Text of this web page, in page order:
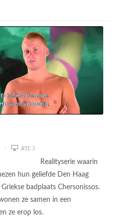
RTL 5
Realityserie waarin
hun geliefde Den Haag
badplaats Chersonissos.
ze samen in een
ze erop los.